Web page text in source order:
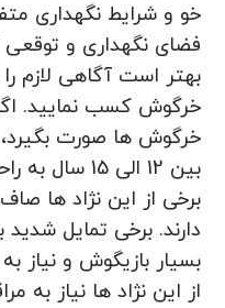
خو و شرایط نگهداری
فضای نگهداری و توقعی
بهتر است آگاهی لازم
خرگوش کسب نمایید.
خرگوش ها صورت
بین 12 الی
برخی از این نژاد ها
دارند. برخی تمایل شدید
بسیار بازیگوش و نیاز
از این نژاد ها نیاز به